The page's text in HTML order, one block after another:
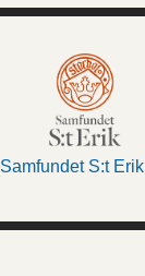
Samfundet S:t Erik